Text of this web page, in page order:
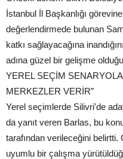
İstanbul İl Başkanlığı
değerlendirmede bulunan
katkı sağlayacağına
adına güzel bir gelişme
YEREL SEÇİM
MERKEZLER VERİR”
Yerel seçimlerde Silivri'de
da yanıt veren Barlas, bu
tarafından verileceğini
uyumlu bir çalışma